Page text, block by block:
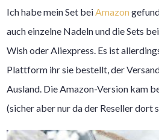
Ich habe mein Set beiAmazon
auch einzelne Nadeln und die Sets
Wish oder Aliexpress. Es ist
Plattform ihr sie bestellt, der
Ausland. Die Amazon-Version kam
(sicher aber nur da der Reseller dort